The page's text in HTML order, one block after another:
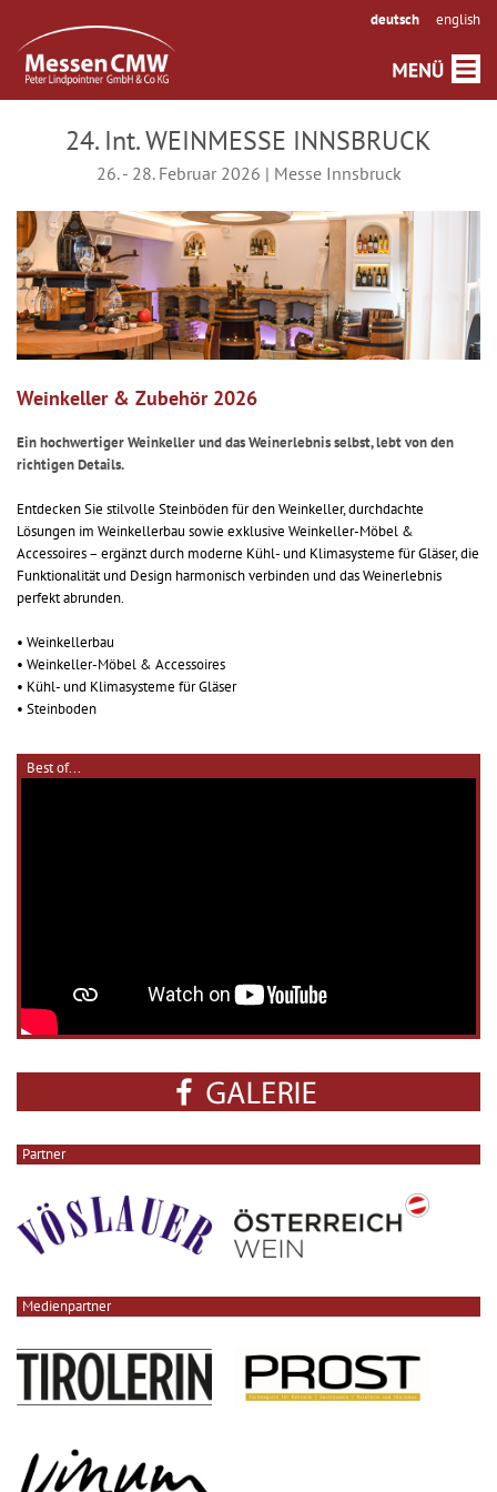
deutsch english
24. Int. WEINMESSE INNSBRUCK
26. - 28. Februar 2026 | Messe Innsbruck
Weinkeller & Zubehör 2026
Ein hochwertiger Weinkeller und das Weinerlebnis selbst, lebt von den
richtigen Details.
Entdecken Sie stilvolle Steinböden für den Weinkeller, durchdachte
Lösungen im Weinkellerbau sowie exklusive Weinkeller-Möbel &
Accessoires – ergänzt durch moderne Kühl- und Klimasysteme für Gläser, die
Funktionalität und Design harmonisch verbinden und das Weinerlebnis
perfekt abrunden.
• Weinkellerbau
• Weinkeller-Möbel & Accessoires
• Kühl- und Klimasysteme für Gläser
• Steinboden
Best of...
Partner
Medienpartner